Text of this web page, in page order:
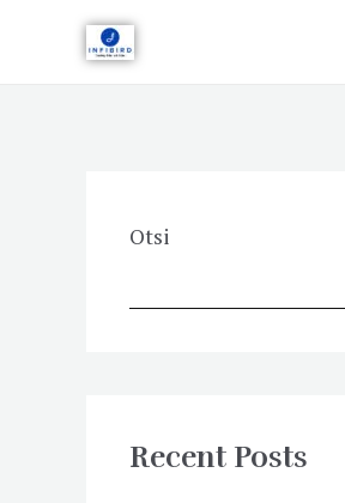
Otsi
Recent Posts